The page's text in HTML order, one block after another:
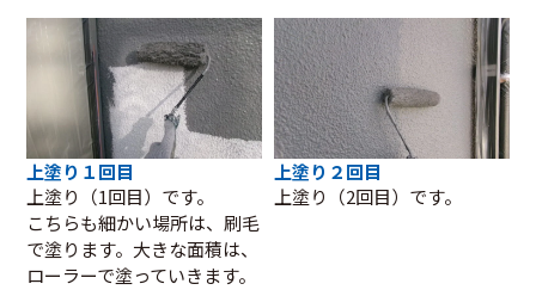
上塗り１回目
上塗り（1回目）です。
こちらも細かい場所は、刷毛
で塗ります。大きな面積は、
ローラーで塗っていきます。
上塗り２回目
上塗り（2回目）です。